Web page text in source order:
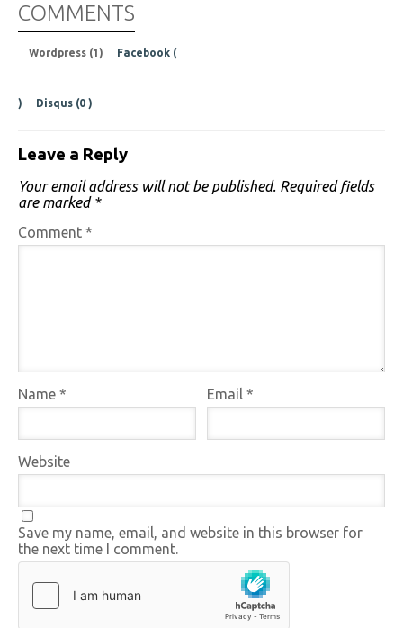
COMMENTS
Wordpress (1) Facebook (
) Disqus (0 )
Leave a Reply
Your email address will not be published. Required fields
are marked *
Comment *
Name * Email*
Website
Save my name, email, and website in this browser for
the next time I comment.